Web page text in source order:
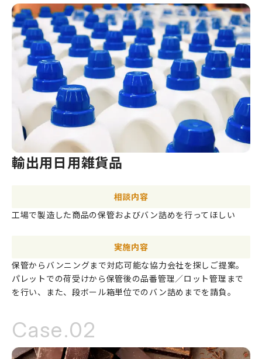
輸出用日用雑貨品
相談内容
工場で製造した商品の保管およびバン詰めを行ってほしい
実施内容
保管からバンニングまで対応可能な協力会社を探しご提案。
パレットでの荷受けから保管後の品番管理／ロット管理まで
を行い、また、段ボール箱単位でのバン詰めまでを請負。
Case.02